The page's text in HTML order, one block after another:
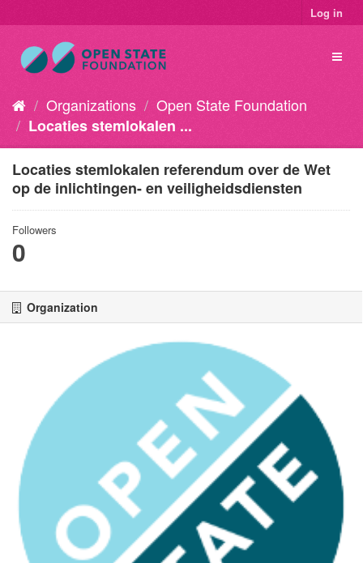
Log in
Organizations
Open State Foundation
Locaties stemlokalen ...
Locaties stemlokalen referendum over de Wet
op de inlichtingen- en veiligheidsdiensten
Followers
0
Organization